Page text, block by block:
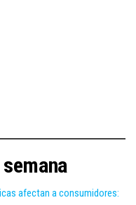
afectan a consumidores: